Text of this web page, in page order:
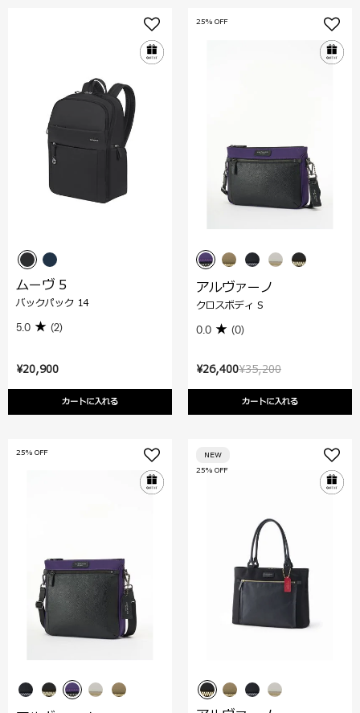
¥20,900
カートに入れる
ムーヴ 5
バックパック 14
5.0 (2)
¥35,200
¥26,400
カートに入れる
25% OFF
アルヴァーノ
クロスボディ S
0.0 (0)
25% OFF
25% OFF
NEW